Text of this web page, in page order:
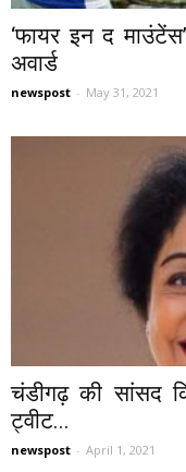
‘फायर इन द
अवार्ड
newspost - May 31, 2021
चंडीगढ़ की सांसद
ट्वीट...
newspost - April 1, 2021